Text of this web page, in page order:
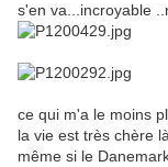
s'en va...incroyable
ce qui m'a le moins
la vie est très chère
même si le